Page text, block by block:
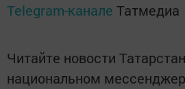
Telegram-канале Татмедиа
Читайте новости
национальном